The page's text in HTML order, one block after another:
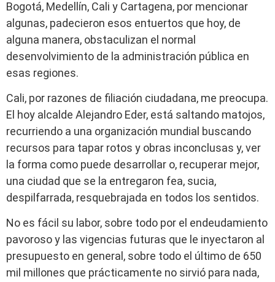
Bogotá, Medellín, Cali y Cartagena, por mencionar
algunas, padecieron esos entuertos que hoy, de
alguna manera, obstaculizan el normal
desenvolvimiento de la administración pública en
esas regiones.
Cali, por razones de filiación ciudadana, me preocupa.
El hoy alcalde Alejandro Eder, está saltando matojos,
recurriendo a una organización mundial buscando
recursos para tapar rotos y obras inconclusas y, ver
la forma como puede desarrollar o, recuperar mejor,
una ciudad que se la entregaron fea, sucia,
despilfarrada, resquebrajada en todos los sentidos.
No es fácil su labor, sobre todo por el endeudamiento
pavoroso y las vigencias futuras que le inyectaron al
presupuesto en general, sobre todo el último de 650
mil millones que prácticamente no sirvió para nada,